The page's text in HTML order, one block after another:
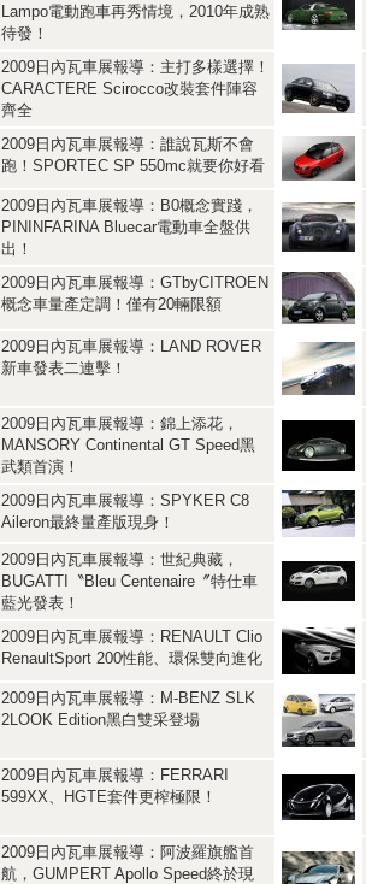
Lampo電動跑車再秀情境，2010年成熟
待發！
2009日內瓦車展報導：主打多樣選擇！
CARACTERE Scirocco改裝套件陣容
齊全
2009日內瓦車展報導：誰說瓦斯不會
跑！SPORTEC SP 550mc就要你好看
2009日內瓦車展報導：B0概念實踐，
PININFARINA Bluecar電動車全盤供
出！
2009日內瓦車展報導：GTbyCITROEN
概念車量產定調！僅有20輛限額
2009日內瓦車展報導：LAND ROVER
新車發表二連擊！
2009日內瓦車展報導：錦上添花，
MANSORY Continental GT Speed黑
武類首演！
2009日內瓦車展報導：SPYKER C8
Aileron最終量產版現身！
2009日內瓦車展報導：世紀典藏，
BUGATTI〝Bleu Centenaire〞特仕車
藍光發表！
2009日內瓦車展報導：RENAULT Clio
RenaultSport 200性能、環保雙向進化
2009日內瓦車展報導：M-BENZ SLK
2LOOK Edition黑白雙采登場
2009日內瓦車展報導：FERRARI
599XX、HGTE套件更榨極限！
2009日內瓦車展報導：阿波羅旗艦首
航，GUMPERT Apollo Speed終於現